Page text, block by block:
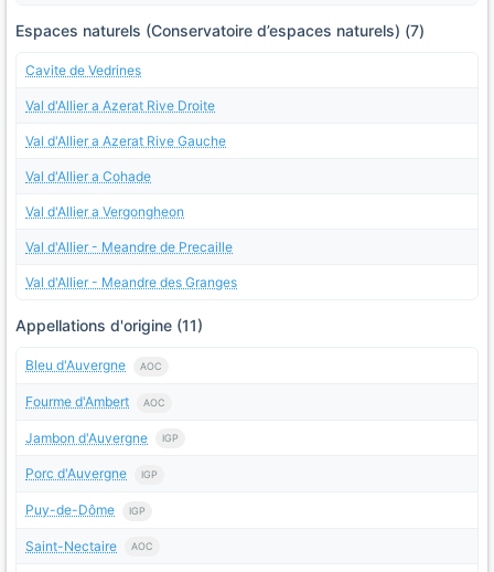
Espaces naturels (Conservatoire d’espaces naturels) (7)
Cavite de Vedrines
Val d'Allier a Azerat Rive Droite
Val d'Allier a Azerat Rive Gauche
Val d'Allier a Cohade
Val d'Allier a Vergongheon
Val d'Allier - Meandre de Precaille
Val d'Allier - Meandre des Granges
Appellations d'origine (11)
Bleu d'Auvergne AOC
Fourme d'Ambert AOC
Jambon d'Auvergne IGP
Porc d'Auvergne IGP
Puy-de-Dôme IGP
Saint-Nectaire AOC